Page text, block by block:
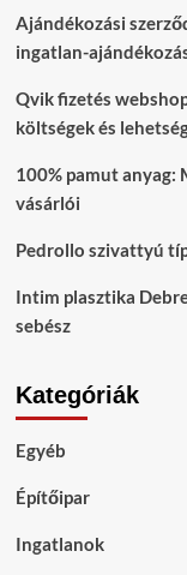
Ajándékozási
ingatlan-
Qvik fizetés
költségek és
100% pamut anyag:
vásárlói
Pedrollo szivattyú
Intim plasztika
sebész
Kategóriák
Egyéb
Építőipar
Ingatlanok